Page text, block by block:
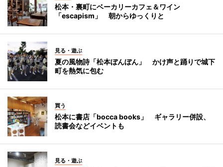
松本・裏町にベーカリーカフェ＆ワイン
「escapism」 朝からゆっくりと
見る・遊ぶ
夏の風物詩「松本ぼんぼん」 かけ声と踊りで城下
町を熱気に包む
買う
松本に書店「bocca books」 ギャラリー併設、
読書会などイベントも
見る・遊ぶ